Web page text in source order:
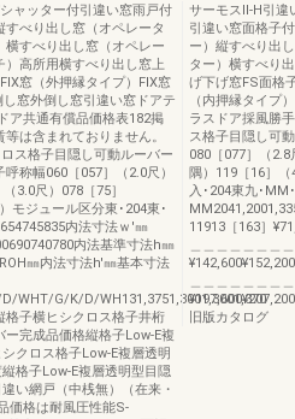
ャッター付引違い窓雨戸付
べり出し窓（オペレータ
すべり出し窓（オペレー
）高所用横すべり出し窓上
窓（外押縁タイプ）FIX窓
し窓外倒し窓引違い窓ドアテ
ア共通有償品価格表182掲
は含まれておりません。
ス格子目隠し可動ルーバー
称幅060［057］（2.0尺）
3.0尺）078［75］
モジュール区分東･204東･
内法寸法ｗ'㎜
内法基準寸法h㎜
㎜内法寸法h'㎜基本寸法
G/K/D/WH131,3751,3001,3001,370
格子横ヒシクロス格子井桁
完成品価格縦格子Low-E複
クロス格子Low-E複層透明
格子Low-E複層透明型目隠
い網戸（中桟無）（在来・
格は耐風圧性能S-
サーモスⅡ-H引違
引違い窓面格子
ー）縦すべり出
ター）横すべり
げ下げ窓FS面格
（内押縁タイプ
ラスドア採風勝
ス格子目隠し可
080［077］（
隅）119［16］
入･204東九･MM
11913［163］
旧版カタログ